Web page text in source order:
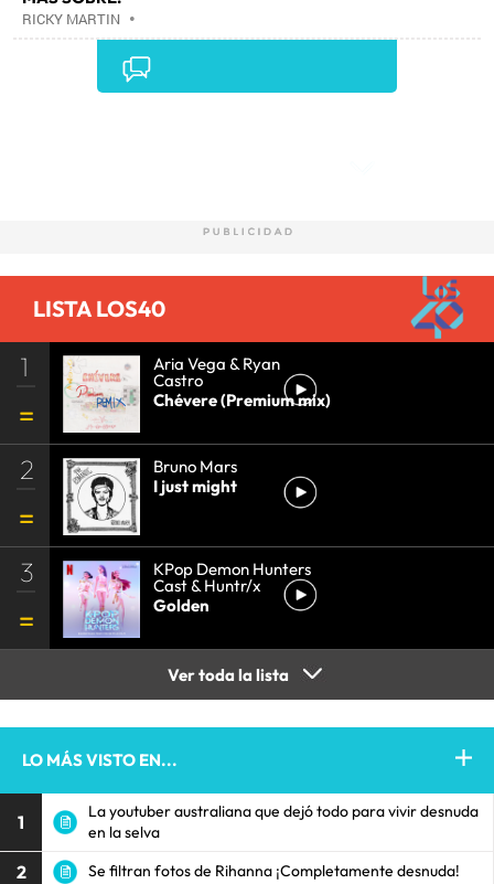
RICKY MARTIN •
LISTA LOS40
1 Aria Vega & Ryan
Castro
Chévere (Premium mix)
2
Bruno Mars
I just might
3 KPop Demon Hunters
Cast & Huntr/x
Golden
Ver toda la lista
LO MÁS VISTO EN...
1
La youtuber australiana que dejó todo para vivir desnuda
en la selva
2 Se filtran fotos de Rihanna ¡Completamente desnuda!